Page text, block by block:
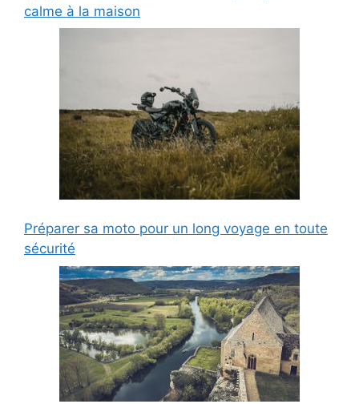
calme à la maison
Préparer sa moto pour un long voyage en toute
sécurité